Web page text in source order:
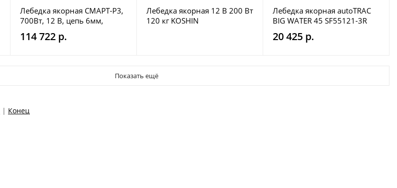
Лебедка якорная СМАРТ-Р3,
700Вт, 12 В, цепь 6мм,
Italwinch
114 722 р.
Лебедка якорная 12 В 200 Вт
120 кг KOSHIN
Лебедка якорная autoTRAC
BIG WATER 45 SF55121-3R
20 425 р.
Показать ещё
| Конец